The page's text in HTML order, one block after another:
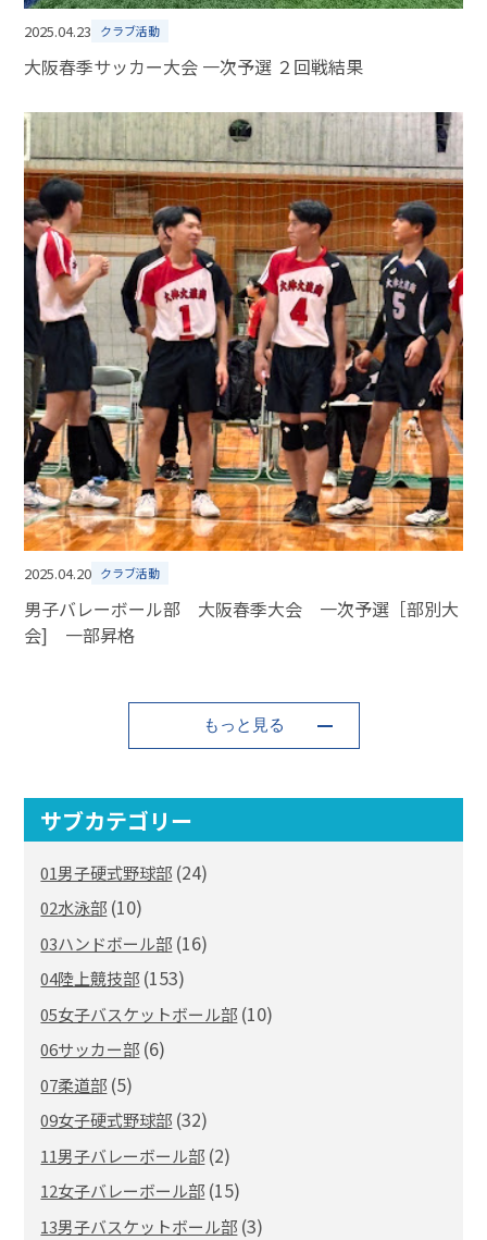
2025.04.23 クラブ活動
大阪春季サッカー大会 一次予選 ２回戦結果
2025.04.20 クラブ活動
男子バレーボール部 大阪春季大会 一次予選［部別大
会] 一部昇格
もっと見る
サブカテゴリー
01男子硬式野球部 (24)
02水泳部 (10)
03ハンドボール部 (16)
04陸上競技部 (153)
05女子バスケットボール部 (10)
06サッカー部 (6)
07柔道部 (5)
09女子硬式野球部 (32)
11男子バレーボール部 (2)
12女子バレーボール部 (15)
13男子バスケットボール部 (3)